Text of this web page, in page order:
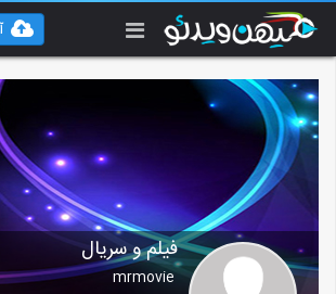
فیلم و سریال
mrmovie